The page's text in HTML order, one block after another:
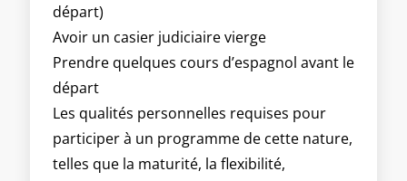
départ)
Avoir un casier judiciaire vierge
Prendre quelques cours d’espagnol avant le
départ
Les qualités personnelles requises pour
participer à un programme de cette nature,
telles que la maturité, la flexibilité,